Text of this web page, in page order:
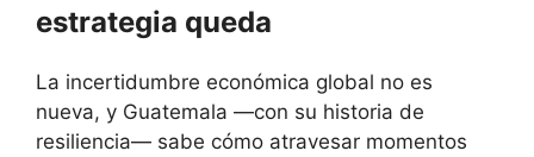
estrategia queda
La incertidumbre económica global no es
nueva, y Guatemala —con su historia de
resiliencia— sabe cómo atravesar momentos